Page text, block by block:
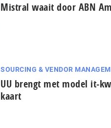
Mistral waait door ABN
SOURCING & VENDOR
UU brengt met model it-
kaart